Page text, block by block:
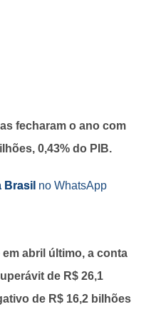
fecharam o ano com
0,43% do PIB.
Brasil no WhatsApp
em abril último, a conta
de R$ 26,1
de R$ 16,2 bilhões